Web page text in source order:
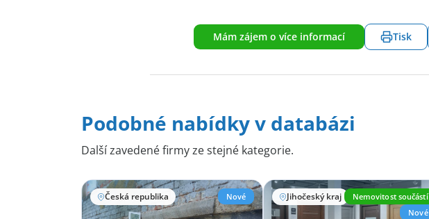
Mám zájem o více informací Tisk
Podobné nabídky v databázi
Další zavedené firmy ze stejné kategorie.
Česká republika Nové Jihočeský kraj
Nemovitost součástí
Nové